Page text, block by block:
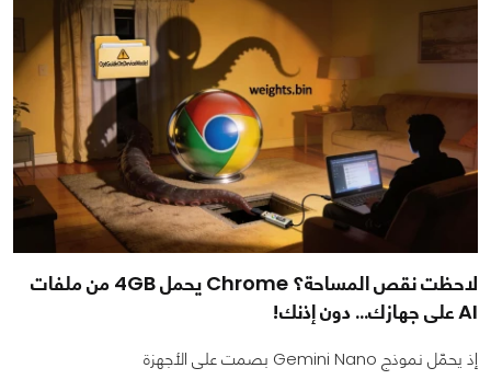
لاحظت نقص المساحة؟ Chrome يحمل 4GB من ملفات
AI على جهازك… دون إذنك!
إذ يحمّل نموذج Gemini Nano بصمت على الأجهزة